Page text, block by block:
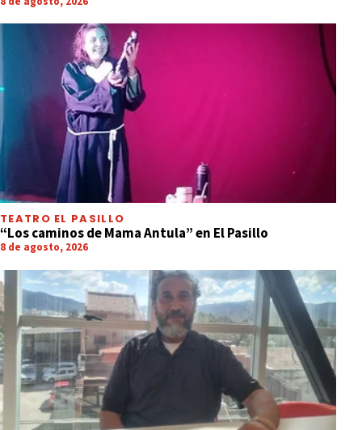
TEATRO EL PASILLO
“Los caminos de Mama Antula” en El Pasillo
8 de agosto, 2026